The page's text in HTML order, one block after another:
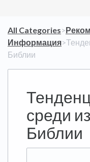
All Categories​>​
Информация​>​
Библии
среди
Библии